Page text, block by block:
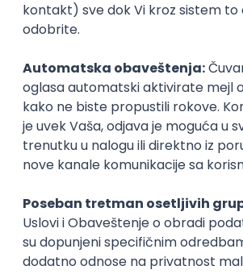
Zanimanja posle studija
Menadžer društvenih mreža
marketing, promocija